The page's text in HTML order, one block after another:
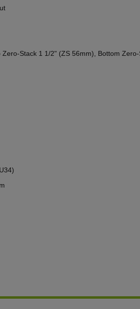
Stack 1 1/2" (ZS 56mm), Bottom